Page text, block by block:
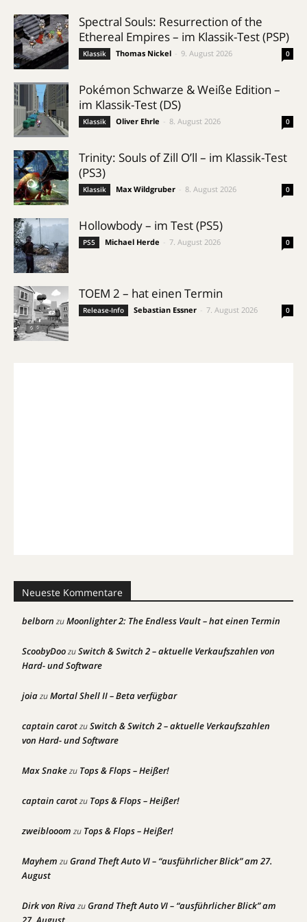
Spectral Souls: Resurrection of the
Ethereal Empires – im Klassik-Test (PSP)
Klassik Thomas Nickel 9. August 2026 0
Pokémon Schwarze & Weiße Edition –
im Klassik-Test (DS)
Klassik Oliver Ehrle 8. August 2026 0
Trinity: Souls of Zill O’ll – im Klassik-Test
(PS3)
Klassik Max Wildgruber 8. August 2026 0
Hollowbody – im Test (PS5)
PS5 Michael Herde 7. August 2026 0
TOEM 2 – hat einen Termin
Release-Info Sebastian Essner 7. August 2026 0
Neueste Kommentare
belborn zuMoonlighter 2: The Endless Vault – hat einen Termin
ScoobyDoozuSwitch & Switch 2 – aktuelle Verkaufszahlen von
Hard- und Software
joiazuMortal Shell II – Beta verfügbar
captain carotzuSwitch & Switch 2 – aktuelle Verkaufszahlen
von Hard- und Software
Max Snakezu Tops & Flops – Heißer!
captain carotzu Tops & Flops – Heißer!
zweiblooom zu Tops & Flops – Heißer!
Mayhem zuGrand Theft Auto VI – “ausführlicher Blick” am 27.
August
Dirk von RivazuGrand Theft Auto VI – “ausführlicher Blick” am